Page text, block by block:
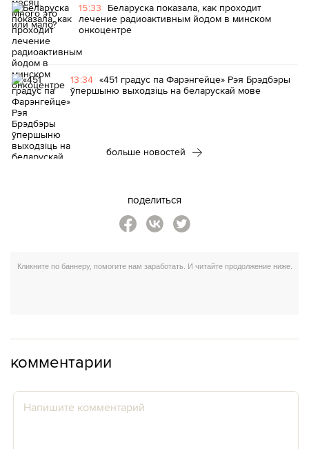
15:33 Беларуска показала, как проходит
лечение радиоактивным йодом в минском
онкоцентре
13:34 «451 градус па Фарэнгейце» Рэя Брэдбэры
ўпершыню выходзіць на беларускай мове
больше новостей
поделиться
комментарии